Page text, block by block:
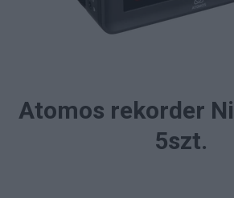
Atomos rekorder
5szt.